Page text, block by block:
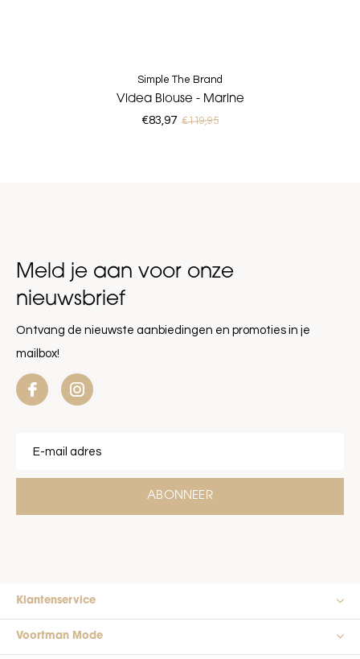
Simple The Brand
Videa Blouse - Marine
€83,97 €119,95
Meld je aan voor onze
nieuwsbrief
Ontvang de nieuwste aanbiedingen en promoties in je
mailbox!
ABONNEER
Klantenservice
Voortman Mode